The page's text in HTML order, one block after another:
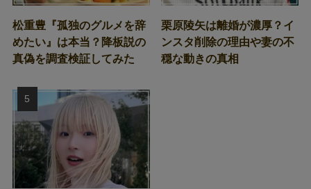
松重豊『孤独のグルメを辞
めたい』は本当？降板説の
真偽を調査検証してみた
栗原陵矢は離婚が濃厚？イ
ンスタ削除の理由や妻の不
穏な動きの真相